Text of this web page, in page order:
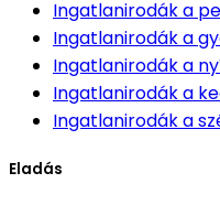
Ingatlanirodáka
Ingatlanirodáka
Ingatlanirodáka
Ingatlanirodáka
Ingatlanirodáka
Eladás